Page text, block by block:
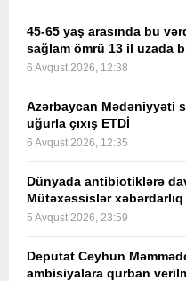
45-65 yaş arasında bu
sağlam ömrü 13 il uzada
6 Avqust 2026, 12:38
Azərbaycan Mədəniyyəti
uğurla çıxış ETDİ
6 Avqust 2026, 12:35
Dünyada antibiotiklərə
Mütəxəssislər
5 Avqust 2026, 23:59
Deputat Ceyhun
ambisiyalara qurban